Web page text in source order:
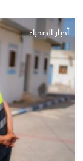
أخبار الصحراء